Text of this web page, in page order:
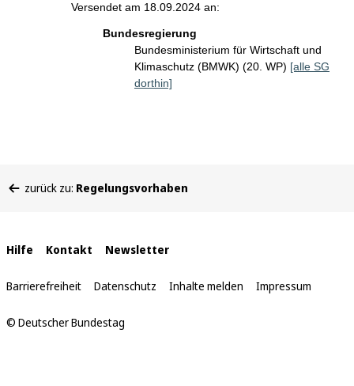
Versendet am 18.09.2024 an:
Bundesregierung
Bundesministerium für Wirtschaft und
Klimaschutz (BMWK) (20. WP) [alle SG
dorthin]
befinden
zurück zu: Regelungsvorhaben
Interne
Links
Hilfe Kontakt Newsletter
Barrierefreiheit Datenschutz Inhalte melden Impressum
© Deutscher Bundestag